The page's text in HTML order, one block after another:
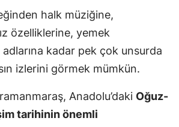
halk müziğine,
özelliklerine, yemek
kadar pek çok unsurda
izlerini görmek mümkün.
Anadolu’daki Oğuz-
tarihinin önemli